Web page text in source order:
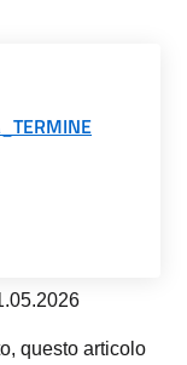
questo articolo